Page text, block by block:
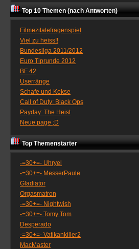
Top 10 Themen (nach Antworten)
Filmezitatefragenspiel
Viel zu heiss!!
Bundesliga 2011/2012
Euro Tiprunde 2012
BF 42
Userränge
Schafe und Kekse
Call of Duty: Black Ops
Payday: The Heist
Neue page ;D
Top Themenstarter
-=30+=- Uhryel
-=30+=- MesserPaule
Gladiator
Orgasmatron
-=30+=- Nightwish
-=30+=- Tomy Tom
Desperado
-=30+=- Vatikankiller2
MacMaster